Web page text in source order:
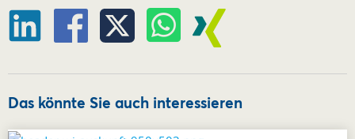
Das könnte Sie auch interessieren